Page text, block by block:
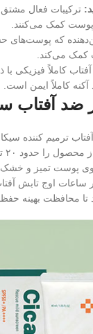
ترکیبات فعال مشتق
پوست کمک می‌کنند.
که پوست‌های
می‌کند.
کاملاً فیزیکی
کاملاً ایمن است.
ضد آفتاب
ترمیم کننده
در ساعات اوج تابش
تا محافظت بهینه